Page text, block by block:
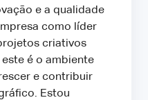
e a qualidade
como líder
criativos
é o ambiente
e contribuir
Estou